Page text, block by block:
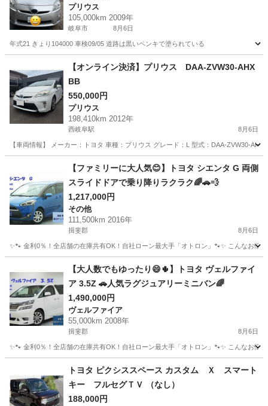
プリウス
105,000km 2009年
岐阜市 8月6日
年式21 きょり104000 車検09/05 道路は黒いペンキで塗られている
プリウス
【オンライン決済】プリウス DAA-ZVW30-AHX
BB
550,000円
プリウス
198,410km 2012年
西岐阜駅 8月6日
【車両情報】 メーカー：トヨタ 車種：プリウス グレード：L 型式：DAA-ZVW30-
プリウス 走行距離
【ファミリーに大人気😊】トヨタ シエンタ G 両側
スライドドアで乗り降りラクラク🌈🚗💨
1,217,000円
その他
111,500km 2016年
揖斐郡 8月6日
✨🐾 金利0％！全店舗の在庫共有OK！自社ローン最大手「オトロン」🐾✨ こんなお
その他
【大人数でもゆったり😄🌵】トヨタ ヴェルファイ
ア 3.5Z 🚗人気ラグジュアリーミニバン🌈
1,490,000円
ヴェルファイア
55,000km 2008年
揖斐郡 8月6日
✨🐾 金利0％！全店舗の在庫共有OK！自社ローン最大手「オトロン」🐾✨ こんなお
ヴェルファイア 車両
トヨタ ピクシススペース カスタム Ｘ スマート
キー フルセグＴＶ （なし）
188,000円